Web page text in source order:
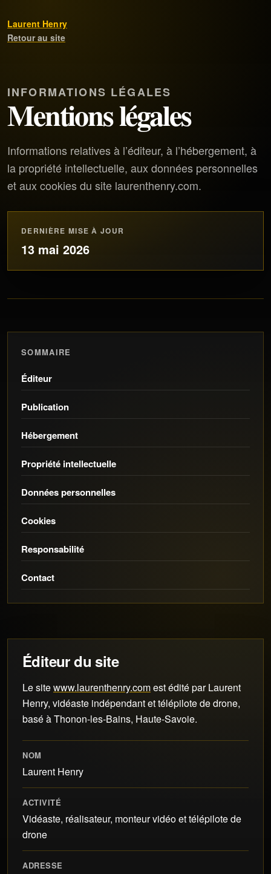
Laurent Henry
Retour au site
INFORMATIONS LÉGALES
Mentions légales
Informations relatives à l’éditeur, à l’hébergement, à
la propriété intellectuelle, aux données personnelles
et aux cookies du site laurenthenry.com.
DERNIÈRE MISE À JOUR
13 mai 2026
SOMMAIRE
Éditeur
Publication
Hébergement
Propriété intellectuelle
Données personnelles
Cookies
Responsabilité
Contact
Éditeur du site
Le sitewww.laurenthenry.comest édité par Laurent
Henry, vidéaste indépendant et télépilote de drone,
basé à Thonon-les-Bains, Haute-Savoie.
NOM
Laurent Henry
ACTIVITÉ
Vidéaste, réalisateur, monteur vidéo et télépilote de
drone
ADRESSE